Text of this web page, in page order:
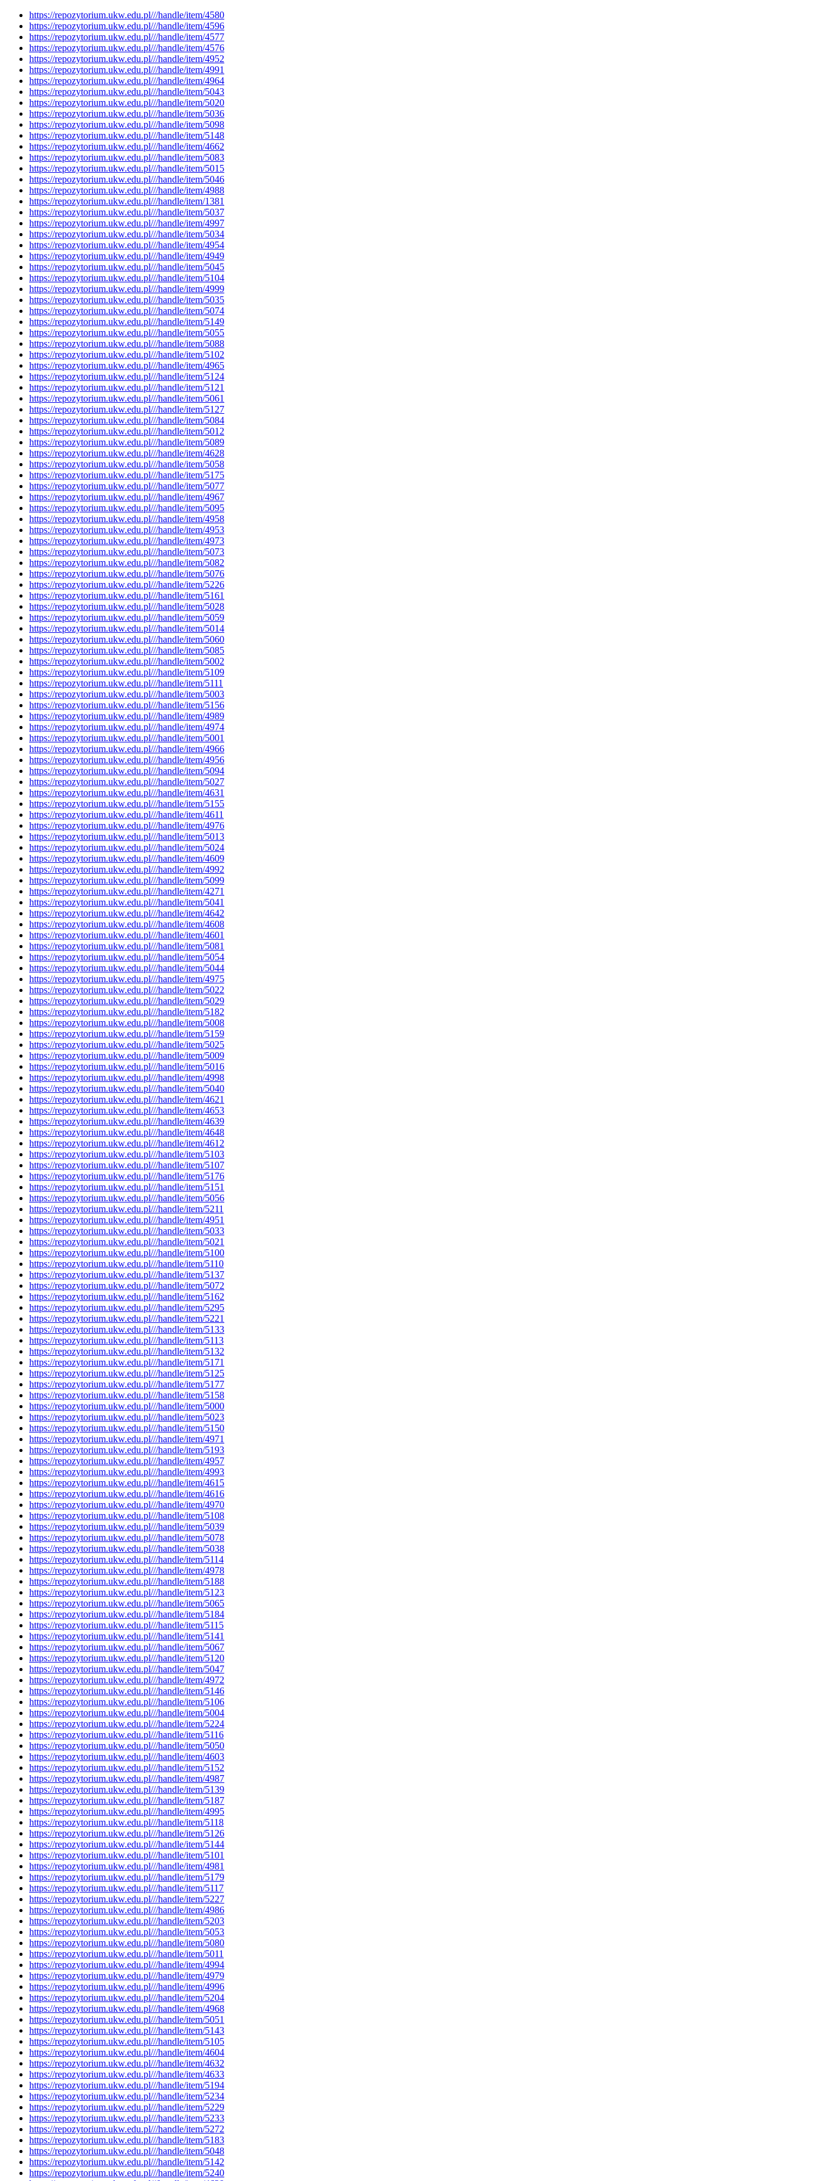
https://repozytorium.ukw.edu.pl///handle/item/4580
https://repozytorium.ukw.edu.pl///handle/item/4596
https://repozytorium.ukw.edu.pl///handle/item/4577
https://repozytorium.ukw.edu.pl///handle/item/4576
https://repozytorium.ukw.edu.pl///handle/item/4952
https://repozytorium.ukw.edu.pl///handle/item/4991
https://repozytorium.ukw.edu.pl///handle/item/4964
https://repozytorium.ukw.edu.pl///handle/item/5043
https://repozytorium.ukw.edu.pl///handle/item/5020
https://repozytorium.ukw.edu.pl///handle/item/5036
https://repozytorium.ukw.edu.pl///handle/item/5098
https://repozytorium.ukw.edu.pl///handle/item/5148
https://repozytorium.ukw.edu.pl///handle/item/4662
https://repozytorium.ukw.edu.pl///handle/item/5083
https://repozytorium.ukw.edu.pl///handle/item/5015
https://repozytorium.ukw.edu.pl///handle/item/5046
https://repozytorium.ukw.edu.pl///handle/item/4988
https://repozytorium.ukw.edu.pl///handle/item/1381
https://repozytorium.ukw.edu.pl///handle/item/5037
https://repozytorium.ukw.edu.pl///handle/item/4997
https://repozytorium.ukw.edu.pl///handle/item/5034
https://repozytorium.ukw.edu.pl///handle/item/4954
https://repozytorium.ukw.edu.pl///handle/item/4949
https://repozytorium.ukw.edu.pl///handle/item/5045
https://repozytorium.ukw.edu.pl///handle/item/5104
https://repozytorium.ukw.edu.pl///handle/item/4999
https://repozytorium.ukw.edu.pl///handle/item/5035
https://repozytorium.ukw.edu.pl///handle/item/5074
https://repozytorium.ukw.edu.pl///handle/item/5149
https://repozytorium.ukw.edu.pl///handle/item/5055
https://repozytorium.ukw.edu.pl///handle/item/5088
https://repozytorium.ukw.edu.pl///handle/item/5102
https://repozytorium.ukw.edu.pl///handle/item/4965
https://repozytorium.ukw.edu.pl///handle/item/5124
https://repozytorium.ukw.edu.pl///handle/item/5121
https://repozytorium.ukw.edu.pl///handle/item/5061
https://repozytorium.ukw.edu.pl///handle/item/5127
https://repozytorium.ukw.edu.pl///handle/item/5084
https://repozytorium.ukw.edu.pl///handle/item/5012
https://repozytorium.ukw.edu.pl///handle/item/5089
https://repozytorium.ukw.edu.pl///handle/item/4628
https://repozytorium.ukw.edu.pl///handle/item/5058
https://repozytorium.ukw.edu.pl///handle/item/5175
https://repozytorium.ukw.edu.pl///handle/item/5077
https://repozytorium.ukw.edu.pl///handle/item/4967
https://repozytorium.ukw.edu.pl///handle/item/5095
https://repozytorium.ukw.edu.pl///handle/item/4958
https://repozytorium.ukw.edu.pl///handle/item/4953
https://repozytorium.ukw.edu.pl///handle/item/4973
https://repozytorium.ukw.edu.pl///handle/item/5073
https://repozytorium.ukw.edu.pl///handle/item/5082
https://repozytorium.ukw.edu.pl///handle/item/5076
https://repozytorium.ukw.edu.pl///handle/item/5226
https://repozytorium.ukw.edu.pl///handle/item/5161
https://repozytorium.ukw.edu.pl///handle/item/5028
https://repozytorium.ukw.edu.pl///handle/item/5059
https://repozytorium.ukw.edu.pl///handle/item/5014
https://repozytorium.ukw.edu.pl///handle/item/5060
https://repozytorium.ukw.edu.pl///handle/item/5085
https://repozytorium.ukw.edu.pl///handle/item/5002
https://repozytorium.ukw.edu.pl///handle/item/5109
https://repozytorium.ukw.edu.pl///handle/item/5111
https://repozytorium.ukw.edu.pl///handle/item/5003
https://repozytorium.ukw.edu.pl///handle/item/5156
https://repozytorium.ukw.edu.pl///handle/item/4989
https://repozytorium.ukw.edu.pl///handle/item/4974
https://repozytorium.ukw.edu.pl///handle/item/5001
https://repozytorium.ukw.edu.pl///handle/item/4966
https://repozytorium.ukw.edu.pl///handle/item/4956
https://repozytorium.ukw.edu.pl///handle/item/5094
https://repozytorium.ukw.edu.pl///handle/item/5027
https://repozytorium.ukw.edu.pl///handle/item/4631
https://repozytorium.ukw.edu.pl///handle/item/5155
https://repozytorium.ukw.edu.pl///handle/item/4611
https://repozytorium.ukw.edu.pl///handle/item/4976
https://repozytorium.ukw.edu.pl///handle/item/5013
https://repozytorium.ukw.edu.pl///handle/item/5024
https://repozytorium.ukw.edu.pl///handle/item/4609
https://repozytorium.ukw.edu.pl///handle/item/4992
https://repozytorium.ukw.edu.pl///handle/item/5099
https://repozytorium.ukw.edu.pl///handle/item/4271
https://repozytorium.ukw.edu.pl///handle/item/5041
https://repozytorium.ukw.edu.pl///handle/item/4642
https://repozytorium.ukw.edu.pl///handle/item/4608
https://repozytorium.ukw.edu.pl///handle/item/4601
https://repozytorium.ukw.edu.pl///handle/item/5081
https://repozytorium.ukw.edu.pl///handle/item/5054
https://repozytorium.ukw.edu.pl///handle/item/5044
https://repozytorium.ukw.edu.pl///handle/item/4975
https://repozytorium.ukw.edu.pl///handle/item/5022
https://repozytorium.ukw.edu.pl///handle/item/5029
https://repozytorium.ukw.edu.pl///handle/item/5182
https://repozytorium.ukw.edu.pl///handle/item/5008
https://repozytorium.ukw.edu.pl///handle/item/5159
https://repozytorium.ukw.edu.pl///handle/item/5025
https://repozytorium.ukw.edu.pl///handle/item/5009
https://repozytorium.ukw.edu.pl///handle/item/5016
https://repozytorium.ukw.edu.pl///handle/item/4998
https://repozytorium.ukw.edu.pl///handle/item/5040
https://repozytorium.ukw.edu.pl///handle/item/4621
https://repozytorium.ukw.edu.pl///handle/item/4653
https://repozytorium.ukw.edu.pl///handle/item/4639
https://repozytorium.ukw.edu.pl///handle/item/4648
https://repozytorium.ukw.edu.pl///handle/item/4612
https://repozytorium.ukw.edu.pl///handle/item/5103
https://repozytorium.ukw.edu.pl///handle/item/5107
https://repozytorium.ukw.edu.pl///handle/item/5176
https://repozytorium.ukw.edu.pl///handle/item/5151
https://repozytorium.ukw.edu.pl///handle/item/5056
https://repozytorium.ukw.edu.pl///handle/item/5211
https://repozytorium.ukw.edu.pl///handle/item/4951
https://repozytorium.ukw.edu.pl///handle/item/5033
https://repozytorium.ukw.edu.pl///handle/item/5021
https://repozytorium.ukw.edu.pl///handle/item/5100
https://repozytorium.ukw.edu.pl///handle/item/5110
https://repozytorium.ukw.edu.pl///handle/item/5137
https://repozytorium.ukw.edu.pl///handle/item/5072
https://repozytorium.ukw.edu.pl///handle/item/5162
https://repozytorium.ukw.edu.pl///handle/item/5295
https://repozytorium.ukw.edu.pl///handle/item/5221
https://repozytorium.ukw.edu.pl///handle/item/5133
https://repozytorium.ukw.edu.pl///handle/item/5113
https://repozytorium.ukw.edu.pl///handle/item/5132
https://repozytorium.ukw.edu.pl///handle/item/5171
https://repozytorium.ukw.edu.pl///handle/item/5125
https://repozytorium.ukw.edu.pl///handle/item/5177
https://repozytorium.ukw.edu.pl///handle/item/5158
https://repozytorium.ukw.edu.pl///handle/item/5000
https://repozytorium.ukw.edu.pl///handle/item/5023
https://repozytorium.ukw.edu.pl///handle/item/5150
https://repozytorium.ukw.edu.pl///handle/item/4971
https://repozytorium.ukw.edu.pl///handle/item/5193
https://repozytorium.ukw.edu.pl///handle/item/4957
https://repozytorium.ukw.edu.pl///handle/item/4993
https://repozytorium.ukw.edu.pl///handle/item/4615
https://repozytorium.ukw.edu.pl///handle/item/4616
https://repozytorium.ukw.edu.pl///handle/item/4970
https://repozytorium.ukw.edu.pl///handle/item/5108
https://repozytorium.ukw.edu.pl///handle/item/5039
https://repozytorium.ukw.edu.pl///handle/item/5078
https://repozytorium.ukw.edu.pl///handle/item/5038
https://repozytorium.ukw.edu.pl///handle/item/5114
https://repozytorium.ukw.edu.pl///handle/item/4978
https://repozytorium.ukw.edu.pl///handle/item/5188
https://repozytorium.ukw.edu.pl///handle/item/5123
https://repozytorium.ukw.edu.pl///handle/item/5065
https://repozytorium.ukw.edu.pl///handle/item/5184
https://repozytorium.ukw.edu.pl///handle/item/5115
https://repozytorium.ukw.edu.pl///handle/item/5141
https://repozytorium.ukw.edu.pl///handle/item/5067
https://repozytorium.ukw.edu.pl///handle/item/5120
https://repozytorium.ukw.edu.pl///handle/item/5047
https://repozytorium.ukw.edu.pl///handle/item/4972
https://repozytorium.ukw.edu.pl///handle/item/5146
https://repozytorium.ukw.edu.pl///handle/item/5106
https://repozytorium.ukw.edu.pl///handle/item/5004
https://repozytorium.ukw.edu.pl///handle/item/5224
https://repozytorium.ukw.edu.pl///handle/item/5116
https://repozytorium.ukw.edu.pl///handle/item/5050
https://repozytorium.ukw.edu.pl///handle/item/4603
https://repozytorium.ukw.edu.pl///handle/item/5152
https://repozytorium.ukw.edu.pl///handle/item/4987
https://repozytorium.ukw.edu.pl///handle/item/5139
https://repozytorium.ukw.edu.pl///handle/item/5187
https://repozytorium.ukw.edu.pl///handle/item/4995
https://repozytorium.ukw.edu.pl///handle/item/5118
https://repozytorium.ukw.edu.pl///handle/item/5126
https://repozytorium.ukw.edu.pl///handle/item/5144
https://repozytorium.ukw.edu.pl///handle/item/5101
https://repozytorium.ukw.edu.pl///handle/item/4981
https://repozytorium.ukw.edu.pl///handle/item/5179
https://repozytorium.ukw.edu.pl///handle/item/5117
https://repozytorium.ukw.edu.pl///handle/item/5227
https://repozytorium.ukw.edu.pl///handle/item/4986
https://repozytorium.ukw.edu.pl///handle/item/5203
https://repozytorium.ukw.edu.pl///handle/item/5053
https://repozytorium.ukw.edu.pl///handle/item/5080
https://repozytorium.ukw.edu.pl///handle/item/5011
https://repozytorium.ukw.edu.pl///handle/item/4994
https://repozytorium.ukw.edu.pl///handle/item/4979
https://repozytorium.ukw.edu.pl///handle/item/4996
https://repozytorium.ukw.edu.pl///handle/item/5204
https://repozytorium.ukw.edu.pl///handle/item/4968
https://repozytorium.ukw.edu.pl///handle/item/5051
https://repozytorium.ukw.edu.pl///handle/item/5143
https://repozytorium.ukw.edu.pl///handle/item/5105
https://repozytorium.ukw.edu.pl///handle/item/4604
https://repozytorium.ukw.edu.pl///handle/item/4632
https://repozytorium.ukw.edu.pl///handle/item/4633
https://repozytorium.ukw.edu.pl///handle/item/5194
https://repozytorium.ukw.edu.pl///handle/item/5234
https://repozytorium.ukw.edu.pl///handle/item/5229
https://repozytorium.ukw.edu.pl///handle/item/5233
https://repozytorium.ukw.edu.pl///handle/item/5272
https://repozytorium.ukw.edu.pl///handle/item/5183
https://repozytorium.ukw.edu.pl///handle/item/5048
https://repozytorium.ukw.edu.pl///handle/item/5142
https://repozytorium.ukw.edu.pl///handle/item/5240